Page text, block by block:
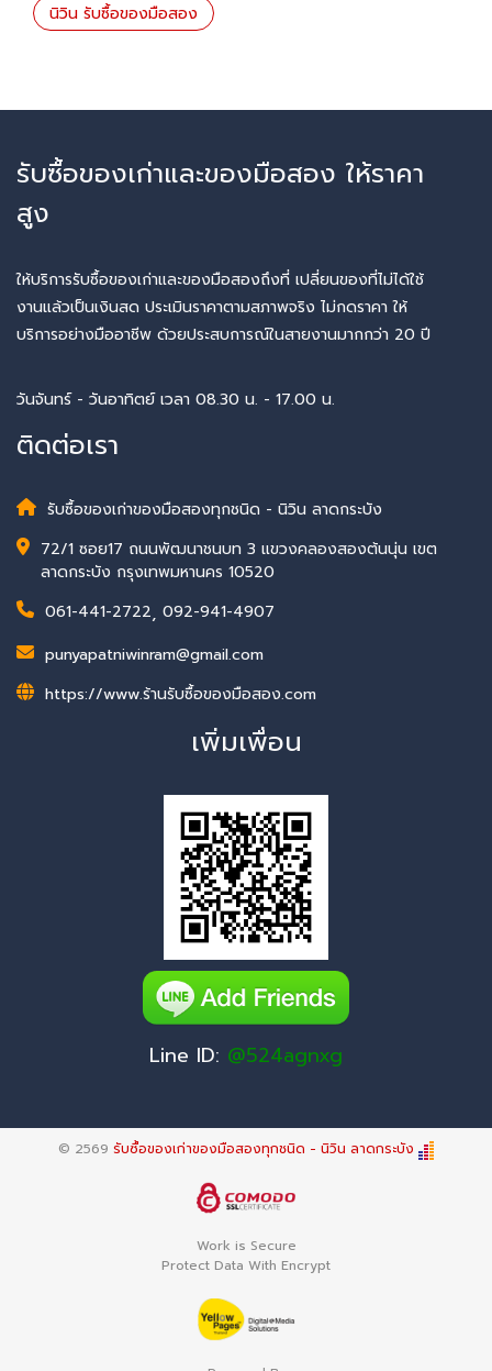
นิวิน รับซื้อของมือสอง
รับซื้อของเก่าและของมือสอง ให้ราคา
สูง
ให้บริการรับซื้อของเก่าและของมือสองถึงที่ เปลี่ยนของที่ไม่ได้ใช้
งานแล้วเป็นเงินสด ประเมินราคาตามสภาพจริง ไม่กดราคา ให้
บริการอย่างมืออาชีพ ด้วยประสบการณ์ในสายงานมากกว่า 20 ปี
วันจันทร์ - วันอาทิตย์ เวลา 08.30 น. - 17.00 น.
ติดต่อเรา
รับซื้อของเก่าของมือสองทุกชนิด - นิวิน ลาดกระบัง
72/1 ซอย17 ถนนพัฒนาชนบท 3 แขวงคลองสองต้นนุ่น เขต
ลาดกระบัง กรุงเทพมหานคร 10520
061-441-2722, 092-941-4907
punyapatniwinram@gmail.com
https://www.ร้านรับซื้อของมือสอง.com
เพิ่มเพื่อน
Line ID: @524agnxg
© 2569 รับซื้อของเก่าของมือสองทุกชนิด - นิวิน ลาดกระบัง
Work is Secure
Protect Data With Encrypt